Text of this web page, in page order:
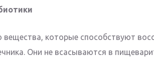
вещества, которые способствуют
Они не всасываются в